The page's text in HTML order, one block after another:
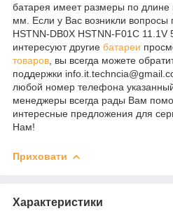
батарея имеет размеры по
мм. Если у Вас возникли вопросы
HSTNN-DB0X HSTNN-F01C 11.1V
интересуют другие батареи
товаров , вы всегда можете
поддержки
любой номер телефона
менеджеры всегда рады Вам
интересные предложения для
Нам!
Приховати
Характеристики